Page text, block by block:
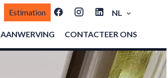
Estimation NL
AANWERVING CONTACTEER ONS